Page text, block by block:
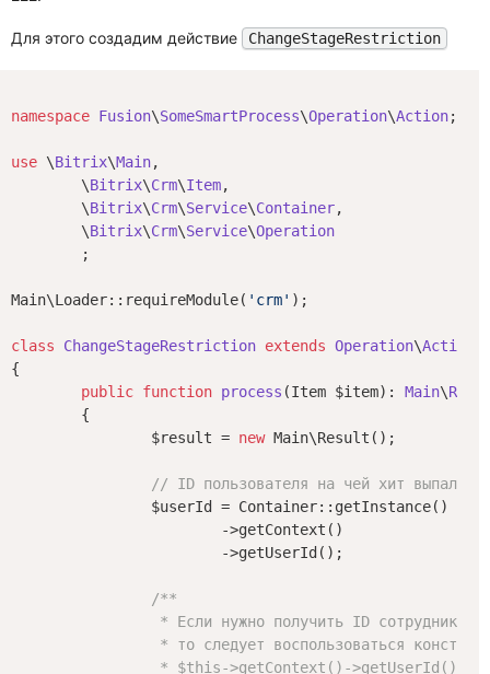
Для этого создадим действие ChangeStageRestriction
namespace Fusion\SomeSmartProcess\Operation\Action;
use \Bitrix\Main,
	\
Bitrix\Crm\Item,
	\
Bitrix\Crm\Service\Container,
	\
Bitrix\Crm\Service\Operation
Main\Loader::requireModule( 'crm' );
class ChangeStageRestriction extends Operation\Action
{
public function process (Item $item) : Main\
{
		$result =
new Main\Result();
// ID пользователя на чей хит выпало
/**